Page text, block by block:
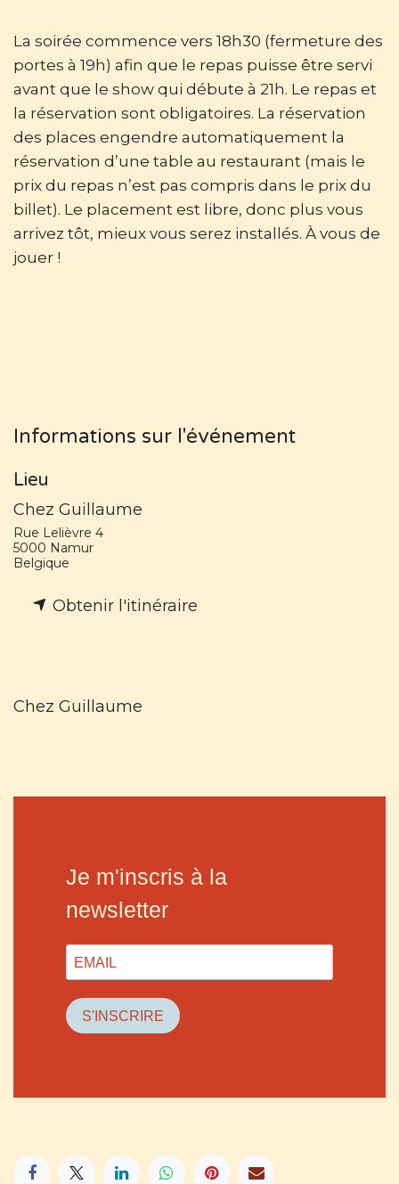
La soirée commence vers 18h30 (fermeture des
portes à 19h) afin que le repas puisse être servi
avant que le show qui débute à 21h. Le repas et
la réservation sont obligatoires. La réservation
des places engendre automatiquement la
réservation d’une table au restaurant (mais le
prix du repas n’est pas compris dans le prix du
billet). Le placement est libre, donc plus vous
arrivez tôt, mieux vous serez installés. À vous de
jouer !
Informations sur l'événement
Lieu
Chez Guillaume
Rue Lelièvre 4
5000 Namur
Belgique
Obtenir l'itinéraire
Chez Guillaume
Je m'inscris à la
newsletter
S'INSCRIRE